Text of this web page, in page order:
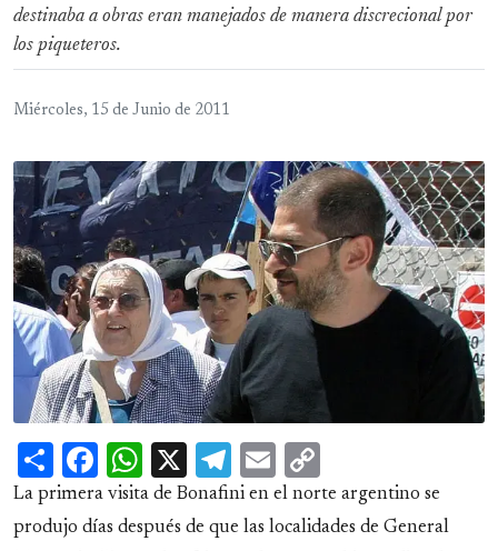
destinaba a obras eran manejados de manera discrecional por
los piqueteros.
Miércoles, 15 de Junio de 2011
ShareFacebook
WhatsApp
X Telegram
Email
Link
La primera visita de Bonafini en el norte argentino se
produjo días después de que las localidades de General